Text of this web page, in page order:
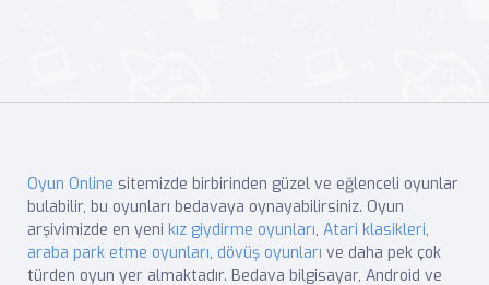
Oyun Online sitemizde birbirinden güzel ve eğlenceli oyunlar
bulabilir, bu oyunları bedavaya oynayabilirsiniz. Oyun
arşivimizde en yeni kız giydirme oyunları, Atari klasikleri,
araba park etme oyunları, dövüş oyunları ve daha pek çok
türden oyun yer almaktadır. Bedava bilgisayar, Android ve